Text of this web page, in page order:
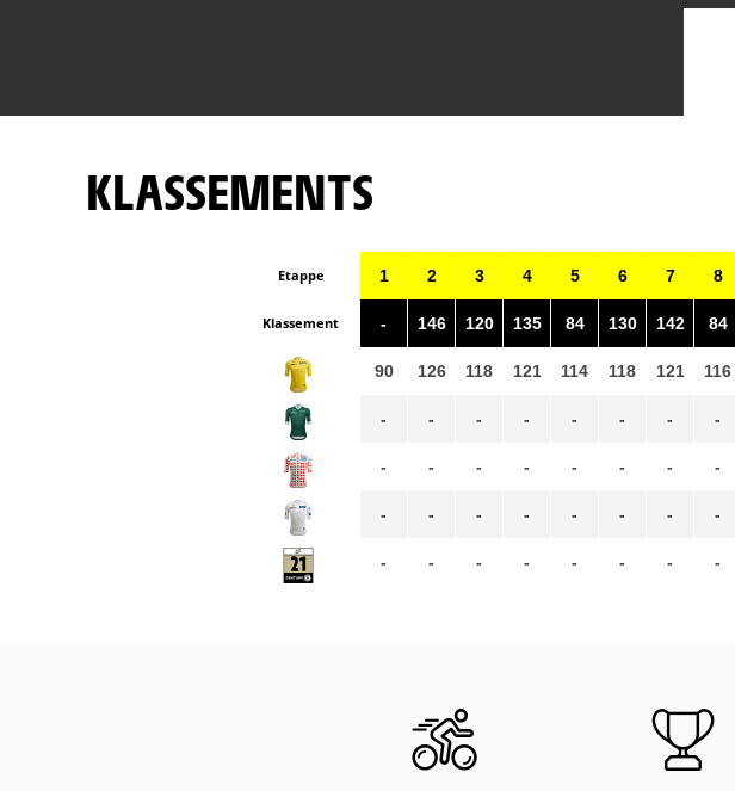
KLASSEMENTS
Etappe
Klassement
1
-
90
-
-
-
-
2
146
126
-
-
-
-
3
120
118
-
-
-
-
4
135
121
-
-
-
-
5
84
114
-
-
-
-
6
130
118
-
-
-
-
7
142
121
-
-
-
-
8
84
116
-
-
-
-